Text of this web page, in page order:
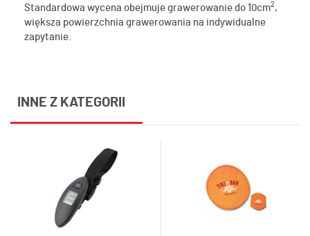
Standardowa wycena obejmuje grawerowanie do 10cm2,
większa powierzchnia grawerowania na indywidualne
zapytanie.
INNE Z KATEGORII